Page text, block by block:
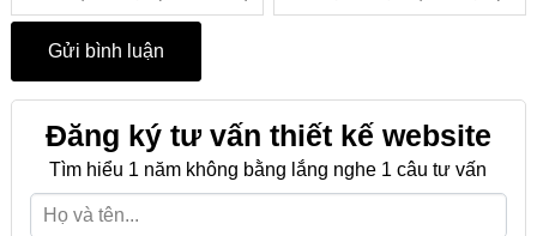
Đăng ký tư vấn thiết kế website
Tìm hiểu 1 năm không bằng lắng nghe 1 câu tư vấn